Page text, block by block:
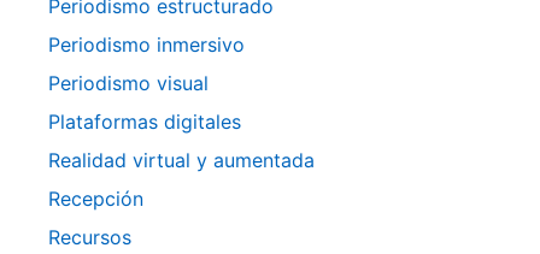
Periodismo estructurado
Periodismo inmersivo
Periodismo visual
Plataformas digitales
Realidad virtual y aumentada
Recepción
Recursos